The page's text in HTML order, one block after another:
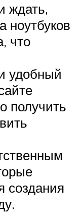
ждать,
ноутбуков
что
удобный
получить
создания